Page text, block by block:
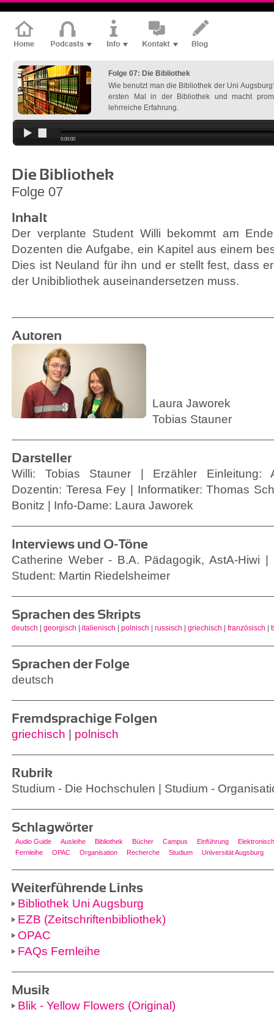
Folge 07: Die Bibliothek
Wie benutzt man die Bibliothek der Uni
ersten Mal in der Bibliothek und macht
lehrreiche Erfahrung.
0:00:00
Die Bibliothek
Folge 07
Inhalt
Der verplante Student Willi bekommt am
Dozenten die Aufgabe, ein Kapitel aus einem
Dies ist Neuland für ihn und er stellt fest, dass
der Unibibliothek auseinandersetzen muss.
Autoren
Laura Jaworek
Tobias Stauner
Darsteller
Willi: Tobias Stauner | Erzähler Einleitung:
Dozentin: Teresa Fey | Informatiker: Thomas
Bonitz | Info-Dame: Laura Jaworek
Interviews und O-Töne
Catherine Weber - B.A. Pädagogik, AstA-Hiwi
Student: Martin Riedelsheimer
Sprachen des Skripts
deutsch georgisch italienisch polnisch russisch griechisch französisch
Sprachen der Folge
deutsch
Fremdsprachige Folgen
griechisch polnisch
Rubrik
Studium - Die Hochschulen | Studium -
Schlagwörter
Audio Guide Ausleihe Bibliothek Bücher Campus Einführung
Fernleihe
OPAC Organisation Recherche Studium Universität Augsburg
Weiterführende Links
Bibliothek Uni Augsburg
EZB (Zeitschriftenbibliothek)
OPAC
FAQs Fernleihe
Musik
Blik - Yellow Flowers (Original)